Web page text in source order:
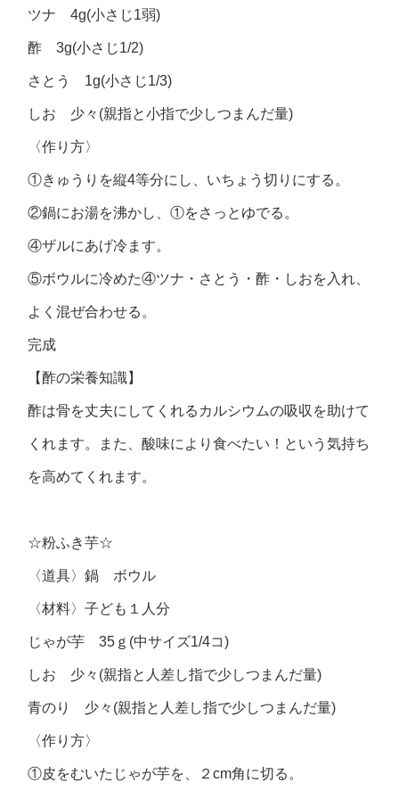
ツナ 4g(小さじ1弱)
酢 3g(小さじ1/2)
さとう 1g(小さじ1/3)
しお 少々(親指と小指で少しつまんだ量)
〈作り方〉
①きゅうりを縦4等分にし、いちょう切りにする。
②鍋にお湯を沸かし、①をさっとゆでる。
④ザルにあげ冷ます。
⑤ボウルに冷めた④ツナ・さとう・酢・しおを入れ、
よく混ぜ合わせる。
完成
【酢の栄養知識】
酢は骨を丈夫にしてくれるカルシウムの吸収を助けて
くれます。また、酸味により食べたい！という気持ち
を高めてくれます。
☆粉ふき芋☆
〈道具〉鍋 ボウル
〈材料〉子ども１人分
じゃが芋 35ｇ(中サイズ1/4コ)
しお 少々(親指と人差し指で少しつまんだ量)
青のり 少々(親指と人差し指で少しつまんだ量)
〈作り方〉
①皮をむいたじゃが芋を、２cm角に切る。